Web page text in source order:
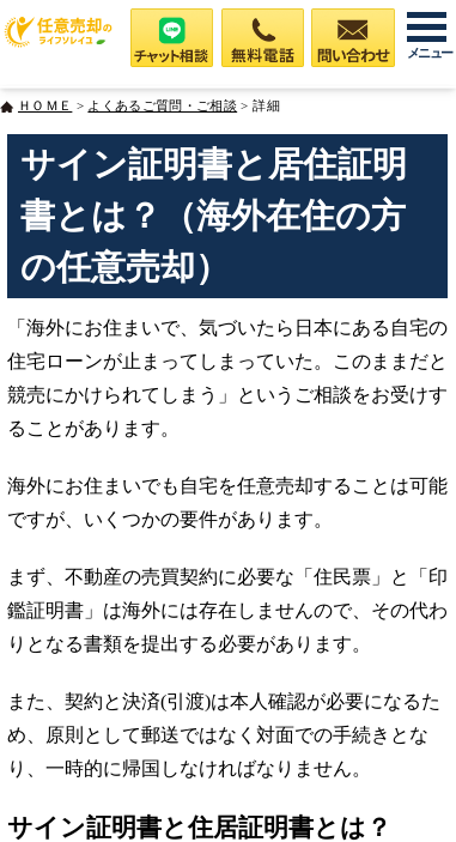
メニュー
ＨＯＭＥ > よくあるご質問・ご相談 > 詳細
サイン証明書と居住証明
書とは？（海外在住の方
の任意売却）
「海外にお住まいで、気づいたら日本にある自宅の
住宅ローンが止まってしまっていた。このままだと
競売にかけられてしまう」というご相談をお受けす
ることがあります。
海外にお住まいでも自宅を任意売却することは可能
ですが、いくつかの要件があります。
まず、不動産の売買契約に必要な「住民票」と「印
鑑証明書」は海外には存在しませんので、その代わ
りとなる書類を提出する必要があります。
また、契約と決済(引渡)は本人確認が必要になるた
め、原則として郵送ではなく対面での手続きとな
り、一時的に帰国しなければなりません。
サイン証明書と住居証明書とは？